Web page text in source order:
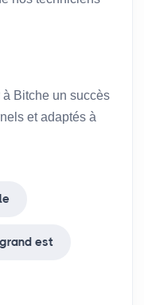
Bitche un succès
et adaptés à
grand est